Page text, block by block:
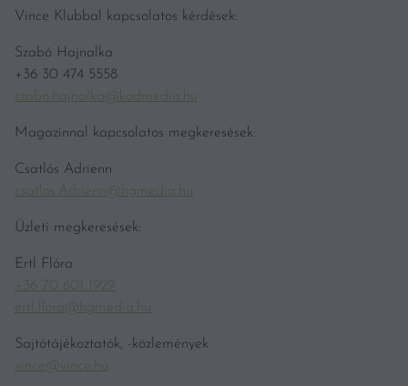
Vince Klubbal kapcsolatos kérdések:
Szabó Hajnalka
+36 30 474 5558
szabo.hajnalka@kodmedia.hu
Magazinnal kapcsolatos megkeresések:
Csatlós Adrienn
csatlos.Adrienn@hgmedia.hu
Üzleti megkeresések:
Ertl Flóra
+36 70 601 1929
ertl.flora@hgmedia.hu
Sajtótájékoztatók, -közlemények
vince@vince.hu